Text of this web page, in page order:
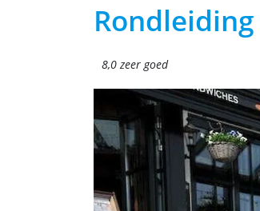
8,0 zeer goed